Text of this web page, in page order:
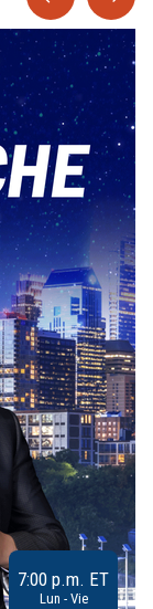
7:00 p.m. ET
Lun - Vie